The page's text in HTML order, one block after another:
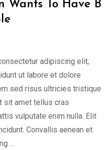
Wants To Have B
adipiscing elit,
ut labore et dolore
sed risus ultricies tristique
sit amet tellus cras
vulputate enim nulla. Elit
Convallis aenean et
…